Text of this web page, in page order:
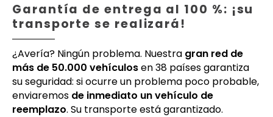
Garantía de entrega al 100 %: ¡su
transporte se realizará!
¿Avería? Ningún problema. Nuestra gran red de
más de 50.000 vehículosen 38 países garantiza
su seguridad: si ocurre un problema poco probable,
enviaremos de inmediato un vehículo de
reemplazo. Su transporte está garantizado.